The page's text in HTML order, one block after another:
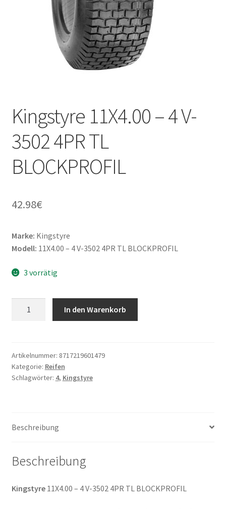
Kingstyre 11X4.00 – 4 V-
3502 4PR TL
BLOCKPROFIL
42.98€
Marke: Kingstyre
Modell: 11X4.00 – 4 V-3502 4PR TL BLOCKPROFIL
3 vorrätig
V-
3502
4PR
In den Warenkorb
Artikelnummer: 8717219601479
Kategorie: Reifen
Schlagwörter: 4, Kingstyre
Beschreibung
Beschreibung
Kingstyre11X4.00 – 4 V-3502 4PR TL BLOCKPROFIL